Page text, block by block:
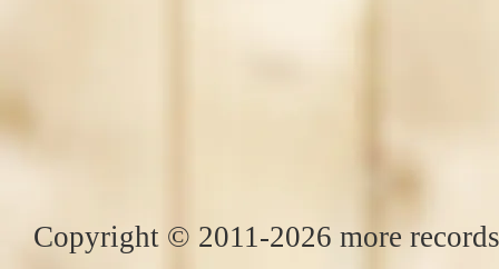
Copyright © 2011-2026 more